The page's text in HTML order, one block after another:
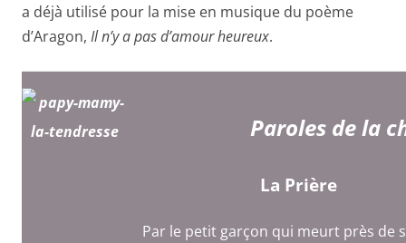
a déjà utilisé pour la mise en musique du poème
d’Aragon, Il n’y a pas d’amour heureux.
Paroles de la
La Prière
Par le petit garçon qui meurt près de